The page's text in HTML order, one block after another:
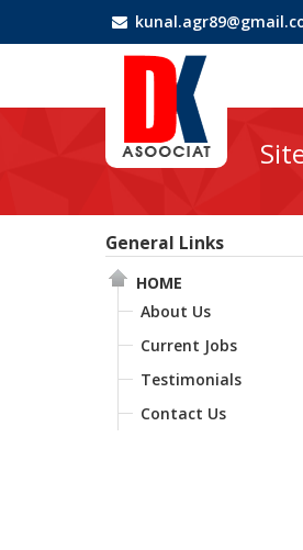
General Links
HOME
About Us
Current Jobs
Testimonials
Contact Us